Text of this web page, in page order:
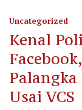
Uncategorized
Kenal
Palangka
Usai VCS